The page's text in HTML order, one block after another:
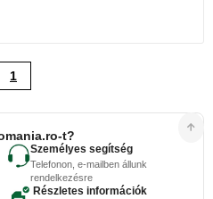
1
t?
Személyes segítség
Telefonon, e-mailben állunk
rendelkezésre
Részletes információk